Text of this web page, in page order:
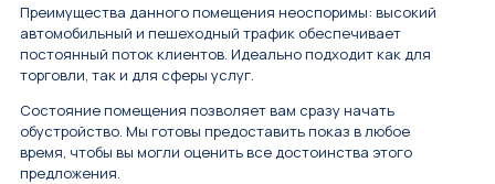
Преимущества данного помещения неоспоримы: высокий
автомобильный и пешеходный трафик обеспечивает
постоянный поток клиентов. Идеально подходит как для
торговли, так и для сферы услуг.
Состояние помещения позволяет вам сразу начать
обустройство. Мы готовы предоставить показ в любое
время, чтобы вы могли оценить все достоинства этого
предложения.